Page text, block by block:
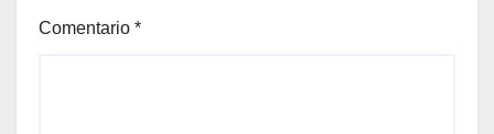
Comentario *